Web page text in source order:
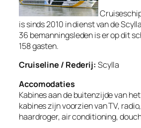
is sinds 2010 in dienst van de
36 bemanningsleden is er op dit
158 gasten.
Cruiseline / Rederij: Scylla
Accomodaties
Kabines aan de buitenzijde van
kabines zijn voorzien van TV,
haardroger, air conditioning,